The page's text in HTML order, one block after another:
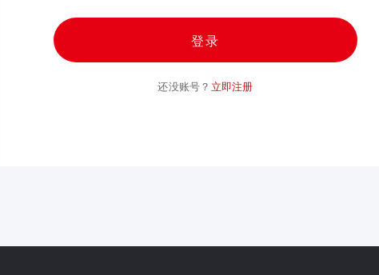
登录
还没账号？ 立即注册